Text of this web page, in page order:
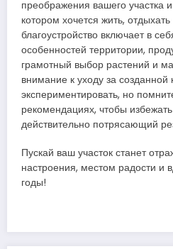
преображения вашего участка
котором хочется жить,
благоустройство включает в
особенностей территории,
грамотный выбор растений и
внимание к уходу за созданной
экспериментировать, но
рекомендациях, чтобы
действительно потрясающий
Пускай ваш участок станет
настроения, местом радости и
годы!